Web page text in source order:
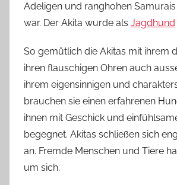
Adeligen und ranghohen
war. Der Akita wurde als Jagdhund
So gemütlich die Akitas mit ihrem
ihren flauschigen Ohren auch
ihrem eigensinnigen und
brauchen sie einen erfahrenen
ihnen mit Geschick und
begegnet. Akitas schließen sich
an. Fremde Menschen und Tiere
um sich.